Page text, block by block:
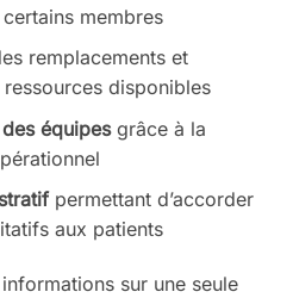
membres
remplacements et
disponibles
équipesgrâce à la
permettant d’accorder
aux patients
sur une seule